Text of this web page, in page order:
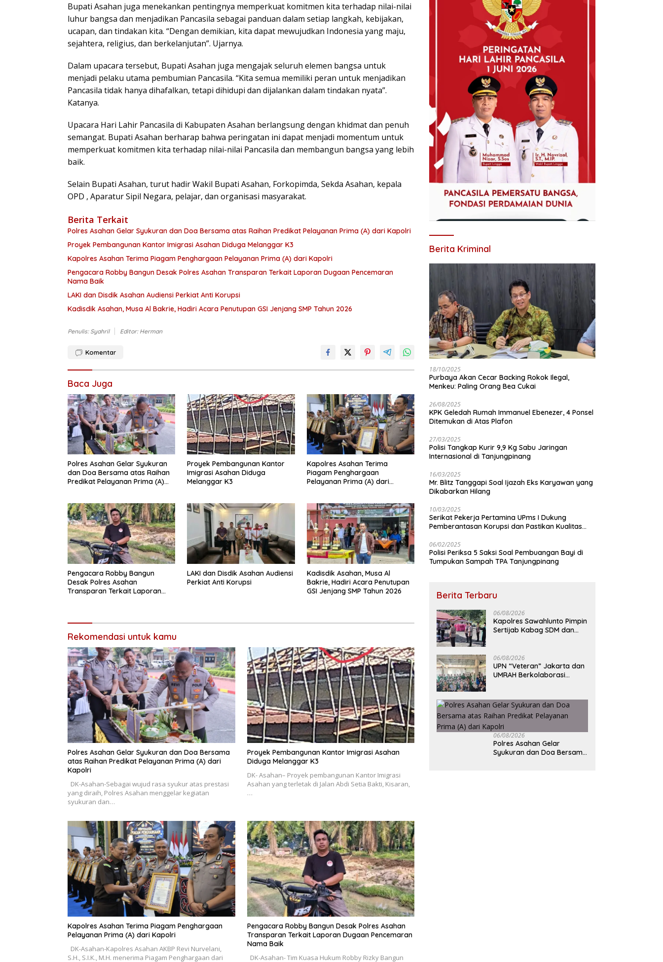
Bupati Asahan juga menekankan pentingnya memperkuat komitmen kita terhadap nilai-nilai
luhur bangsa dan menjadikan Pancasila sebagai panduan dalam setiap langkah, kebijakan,
ucapan, dan tindakan kita. “Dengan demikian, kita dapat mewujudkan Indonesia yang maju,
sejahtera, religius, dan berkelanjutan”. Ujarnya.
Dalam upacara tersebut, Bupati Asahan juga mengajak seluruh elemen bangsa untuk
menjadi pelaku utama pembumian Pancasila. “Kita semua memiliki peran untuk menjadikan
Pancasila tidak hanya dihafalkan, tetapi dihidupi dan dijalankan dalam tindakan nyata”.
Katanya.
Upacara Hari Lahir Pancasila di Kabupaten Asahan berlangsung dengan khidmat dan penuh
semangat. Bupati Asahan berharap bahwa peringatan ini dapat menjadi momentum untuk
memperkuat komitmen kita terhadap nilai-nilai Pancasila dan membangun bangsa yang lebih
baik.
Selain Bupati Asahan, turut hadir Wakil Bupati Asahan, Forkopimda, Sekda Asahan, kepala
OPD , Aparatur Sipil Negara, pelajar, dan organisasi masyarakat.
Berita Terkait
Polres Asahan Gelar Syukuran dan Doa Bersama atas Raihan Predikat Pelayanan Prima (A) dari Kapolri
Proyek Pembangunan Kantor Imigrasi Asahan Diduga Melanggar K3
Kapolres Asahan Terima Piagam Penghargaan Pelayanan Prima (A) dari Kapolri
Pengacara Robby Bangun Desak Polres Asahan Transparan Terkait Laporan Dugaan Pencemaran
Nama Baik
LAKI dan Disdik Asahan Audiensi Perkiat Anti Korupsi
Kadisdik Asahan, Musa Al Bakrie, Hadiri Acara Penutupan GSI Jenjang SMP Tahun 2026
Penulis: Syahril Editor: Herman
Komentar
Baca Juga
Polres Asahan Gelar Syukuran
dan Doa Bersama atas Raihan
Predikat Pelayanan Prima (A)
Proyek Pembangunan Kantor
Imigrasi Asahan Diduga
Melanggar K3
Kapolres Asahan Terima
Piagam Penghargaan
Pelayanan Prima (A) dari
Pengacara Robby Bangun
Desak Polres Asahan
Transparan Terkait Laporan
LAKI dan Disdik Asahan Audiensi
Perkiat Anti Korupsi
Kadisdik Asahan, Musa Al
Bakrie, Hadiri Acara Penutupan
GSI Jenjang SMP Tahun 2026
Rekomendasi untuk kamu
Polres Asahan Gelar Syukuran dan Doa Bersama
atas Raihan Predikat Pelayanan Prima (A) dari
Kapolri
DK-Asahan-Sebagai wujud rasa syukur atas prestasi
yang diraih, Polres Asahan menggelar kegiatan
syukuran dan…
Proyek Pembangunan Kantor Imigrasi Asahan
Diduga Melanggar K3
DK- Asahan– Proyek pembangunan Kantor Imigrasi
Asahan yang terletak di Jalan Abdi Setia Bakti, Kisaran,
…
Kapolres Asahan Terima Piagam Penghargaan
Pelayanan Prima (A) dari Kapolri
DK-Asahan-Kapolres Asahan AKBP Revi Nurvelani,
S.H., S.I.K., M.H. menerima Piagam Penghargaan dari
Pengacara Robby Bangun Desak Polres Asahan
Transparan Terkait Laporan Dugaan Pencemaran
Nama Baik
​DK-Asahan- Tim Kuasa Hukum Robby Rizky Bangun
Berita Kriminal
18/10/2025
Purbaya Akan Cecar Backing Rokok Ilegal,
Menkeu: Paling Orang Bea Cukai
26/08/2025
KPK Geledah Rumah Immanuel Ebenezer, 4 Ponsel
Ditemukan di Atas Plafon
27/03/2025
Polisi Tangkap Kurir 9,9 Kg Sabu Jaringan
Internasional di Tanjungpinang
16/03/2025
Mr. Blitz Tanggapi Soal Ijazah Eks Karyawan yang
Dikabarkan Hilang
10/03/2025
Serikat Pekerja Pertamina UPms I Dukung
Pemberantasan Korupsi dan Pastikan Kualitas
06/02/2025
Polisi Periksa 5 Saksi Soal Pembuangan Bayi di
Tumpukan Sampah TPA Tanjungpinang
Berita Terbaru
06/08/2026
Kapolres Sawahlunto Pimpin
Sertijab Kabag SDM dan
Pelayanan Presisi
06/08/2026
UPN “Veteran” Jakarta dan
UMRAH Berkolaborasi
Gratis Melalui Skrining
Status Gizi dan Inovasi
Dimsum Gonggong di
Tanjungpinang
06/08/2026
Polres Asahan Gelar
Syukuran dan Doa Bersama